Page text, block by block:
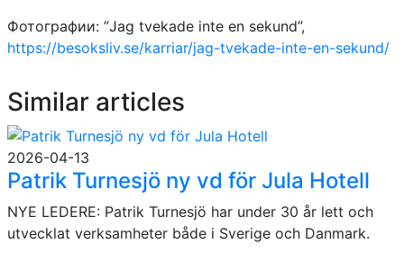
Фотографии: ”Jag tvekade inte en sekund”,
https://besoksliv.se/karriar/jag-tvekade-inte-en-sekund/
Similar articles
2026-04-13
Patrik Turnesjö ny vd för Jula Hotell
NYE LEDERE: Patrik Turnesjö har under 30 år lett och
utvecklat verksamheter både i Sverige och Danmark.